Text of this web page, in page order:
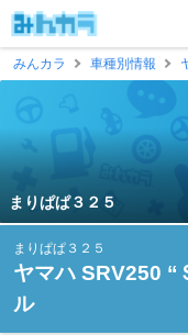
みんカラ
車種別情報
まりぱぱ３２５
まりぱぱ３２５
ヤマハ SRV250
ル